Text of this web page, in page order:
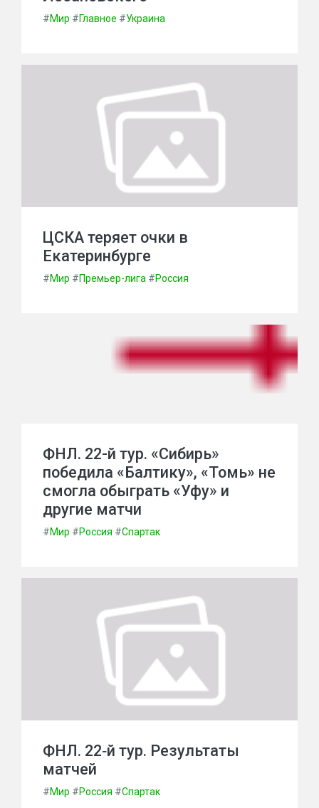
#Мир #Главное #Украина
ЦСКА теряет очки в
Екатеринбурге
#Мир #Премьер-лига #Россия
ФНЛ. 22-й тур. «Сибирь»
победила «Балтику», «Томь» не
смогла обыграть «Уфу» и
другие матчи
#Мир #Россия #Спартак
ФНЛ. 22‑й тур. Результаты
матчей
#Мир #Россия #Спартак